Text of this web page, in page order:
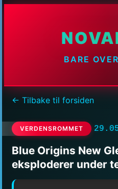
BARE
← Tilbake til forsiden
VERDENSROMMET
Blue Origins New
eksploderer under